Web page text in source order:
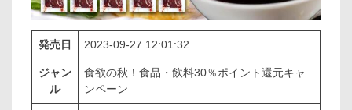
発売日 2023-09-27 12:01:32
ジャン
ル
食欲の秋！食品・飲料30％ポイント還元キャ
ンペーン